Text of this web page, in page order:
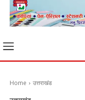
Home उत्तराखंड